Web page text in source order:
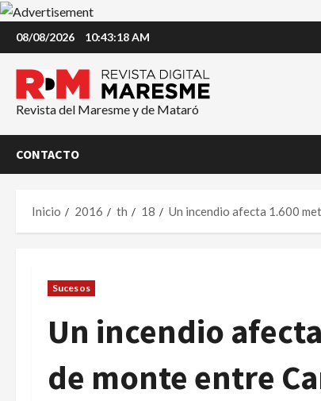
Saltar
al
contenido
08/08/2026 10:43:18 AM
Revista del Maresme y de Mataró
CONTACTO
Inicio 2016 th 18 Un incendio afecta 1.600
Sucesos
Un incendio
de monte entre